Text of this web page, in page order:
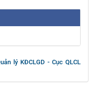
lý KĐCLGD - Cục QLCL